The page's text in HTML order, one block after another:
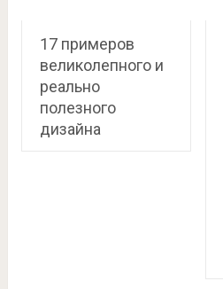
17 примеров
великолепного и
реально
полезного
дизайна